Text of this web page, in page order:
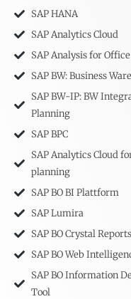
SAP HANA
SAP Analytics Cloud
SAP Analysis for Office
SAP BW: Business
SAP BW-IP: BW
Planning
SAP BPC
SAP Analytics Cloud
planning
SAP BO BI Plattform
SAP Lumira
SAP BO Crystal Reports
SAP BO Web
SAP BO Information
Tool